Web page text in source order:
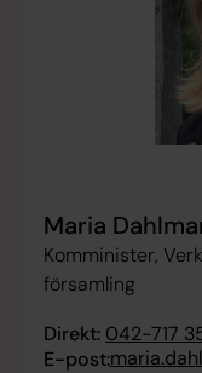
Maria
Komminister,
församling
Direkt: 042-717
E-post: